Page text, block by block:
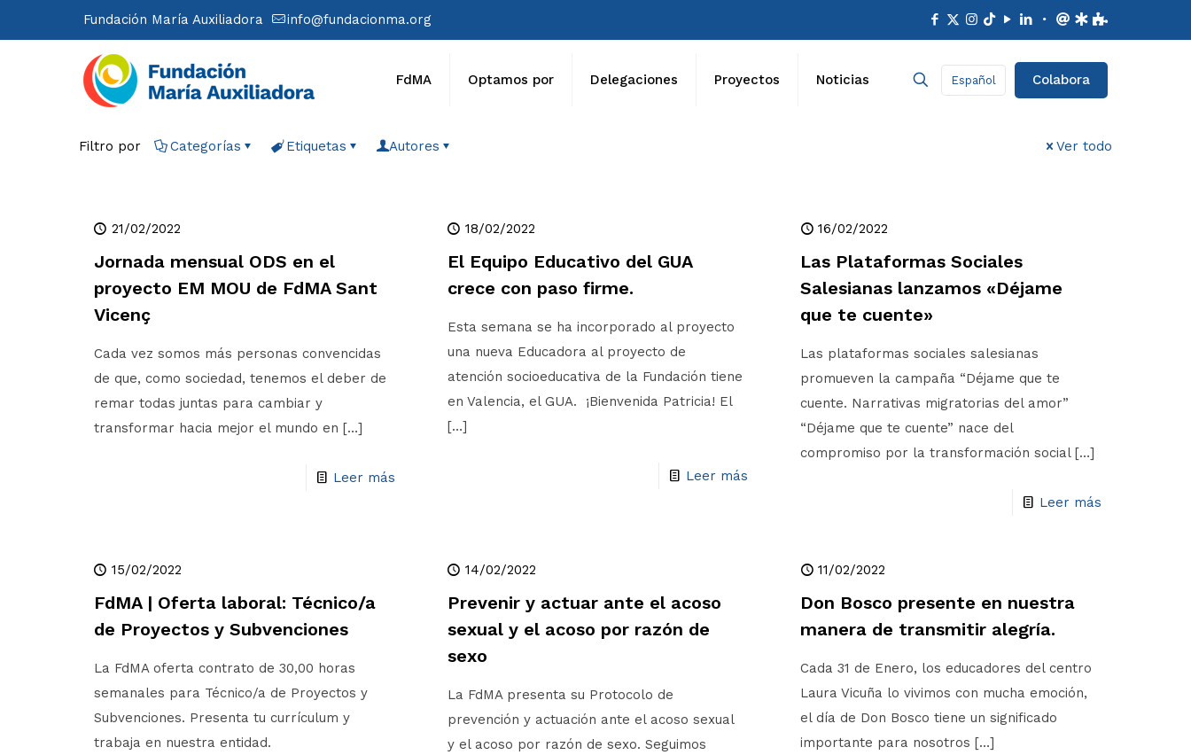
Fundación María Auxiliadora info@fundacionma.org
FdMA Optamos por Delegaciones Proyectos Noticias Español Colabora
Filtro por Categorías Etiquetas Autores Ver todo
21/02/2022
Jornada mensual ODS en el
proyecto EM MOU de FdMA Sant
Vicenç
Cada vez somos más personas convencidas
de que, como sociedad, tenemos el deber de
remar todas juntas para cambiar y
transformar hacia mejor el mundo en […]
Leer más
18/02/2022
El Equipo Educativo del GUA
crece con paso firme.
Esta semana se ha incorporado al proyecto
una nueva Educadora al proyecto de
atención socioeducativa de la Fundación tiene
en Valencia, el GUA. ¡Bienvenida Patricia! El
[…]
Leer más
16/02/2022
Las Plataformas Sociales
Salesianas lanzamos «Déjame
que te cuente»
Las plataformas sociales salesianas
promueven la campaña “Déjame que te
cuente. Narrativas migratorias del amor”
“Déjame que te cuente” nace del
compromiso por la transformación social[…]
Leer más
15/02/2022
FdMA | Oferta laboral: Técnico/a
de Proyectos y Subvenciones
La FdMA oferta contrato de 30,00 horas
semanales para Técnico/a de Proyectos y
Subvenciones. Presenta tu currículum y
trabaja en nuestra entidad.
14/02/2022
Prevenir y actuar ante el acoso
sexual y el acoso por razón de
sexo
La FdMA presenta su Protocolo de
prevención y actuación ante el acoso sexual
y el acoso por razón de sexo. Seguimos
11/02/2022
Don Bosco presente en nuestra
manera de transmitir alegría.
Cada 31 de Enero, los educadores del centro
Laura Vicuña lo vivimos con mucha emoción,
el día de Don Bosco tiene un significado
importante para nosotros […]